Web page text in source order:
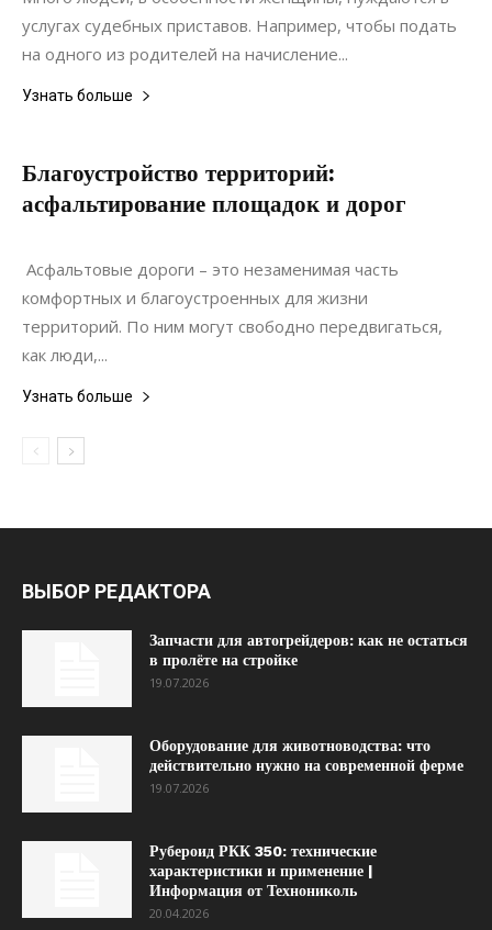
услугах судебных приставов. Например, чтобы подать
на одного из родителей на начисление...
Узнать больше
Благоустройство территорий:
асфальтирование площадок и дорог
02.06.2020
Асфальтовые дороги – это незаменимая часть
комфортных и благоустроенных для жизни
территорий. По ним могут свободно передвигаться,
как люди,...
Узнать больше
ВЫБОР РЕДАКТОРА
Запчасти для автогрейдеров: как не остаться
в пролёте на стройке
19.07.2026
Оборудование для животноводства: что
действительно нужно на современной ферме
19.07.2026
Рубероид РКК 350: технические
характеристики и применение |
Информация от Технониколь
20.04.2026